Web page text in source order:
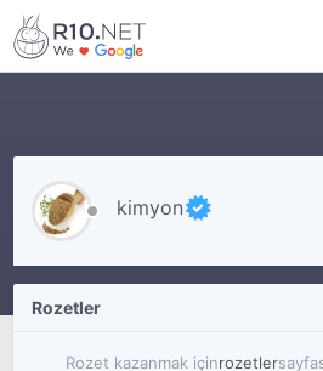
kimyon
Rozetler
Rozet kazanmak içinrozetler